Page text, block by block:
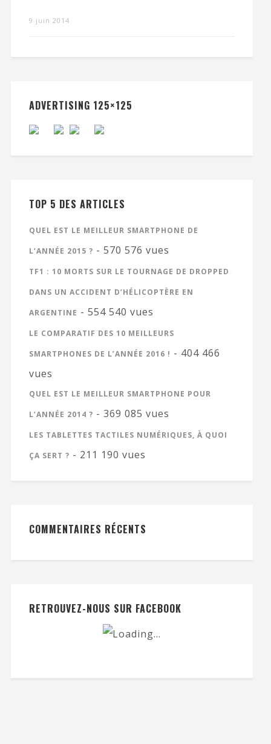
9 juin 2014
ADVERTISING 125×125
TOP 5 DES ARTICLES
QUEL EST LE MEILLEUR SMARTPHONE DE
L’ANNÉE 2015 ? - 570 576 vues
TF1 : 10 MORTS SUR LE TOURNAGE DE DROPPED
DANS UN ACCIDENT D’HÉLICOPTÈRE EN
ARGENTINE - 554 540 vues
LE COMPARATIF DES 10 MEILLEURS
SMARTPHONES DE L’ANNÉE 2016 ! - 404 466
vues
QUEL EST LE MEILLEUR SMARTPHONE POUR
L’ANNÉE 2014 ? - 369 085 vues
LES TABLETTES TACTILES NUMÉRIQUES, À QUOI
ÇA SERT ? - 211 190 vues
COMMENTAIRES RÉCENTS
RETROUVEZ-NOUS SUR FACEBOOK